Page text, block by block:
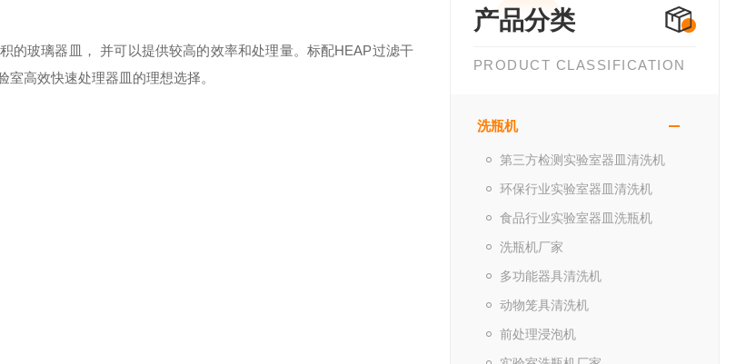
产品分类
PRODUCT CLASSIFICATION
洗瓶机
第三方检测实验室器皿清洗机
环保行业实验室器皿清洗机
食品行业实验室器皿洗瓶机
洗瓶机厂家
多功能器具清洗机
动物笼具清洗机
前处理浸泡机
的玻璃器皿， 并可以提供较高的效率和处理量。标配HEAP过滤干
高效快速处理器皿的理想选择。